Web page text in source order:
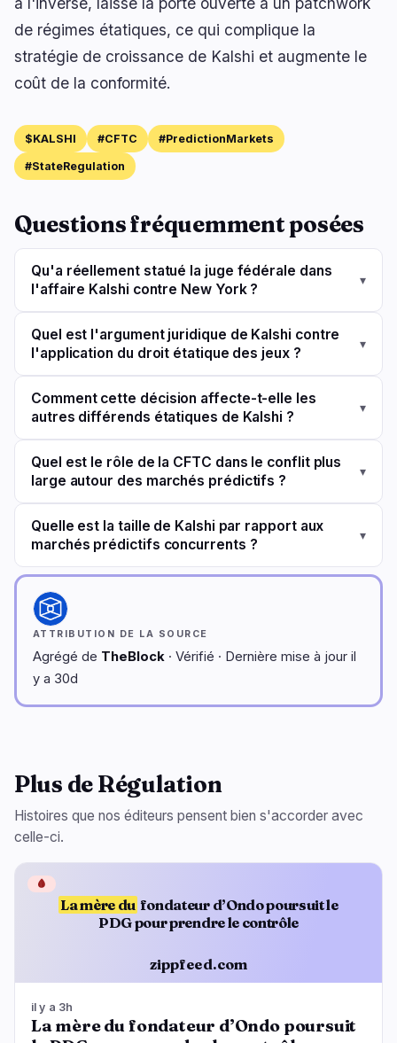
de régimes étatiques, ce qui complique la
stratégie de croissance de Kalshi et augmente le
coût de la conformité.
$KALSHI #CFTC #PredictionMarkets
#StateRegulation
Questions fréquemment posées
Qu'a réellement statué la juge fédérale dans
l'affaire Kalshi contre New York ?
▾
Quel est l'argument juridique de Kalshi contre
l'application du droit étatique des jeux ?
▾
Comment cette décision affecte-t-elle les
autres différends étatiques de Kalshi ?
▾
Quel est le rôle de la CFTC dans le conflit plus
large autour des marchés prédictifs ?
▾
Quelle est la taille de Kalshi par rapport aux
marchés prédictifs concurrents ?
▾
ATTRIBUTION DE LA SOURCE
Agrégé de TheBlock · Vérifié · Dernière mise à jour il
y a 30d
Plus de Régulation
Histoires que nos éditeurs pensent bien s'accorder avec
celle-ci.
La mère du fondateur d’Ondo poursuit le
PDG pour prendre le contrôle
zippfeed.com
🩸
il y a 3h
La mère du fondateur d’Ondo poursuit